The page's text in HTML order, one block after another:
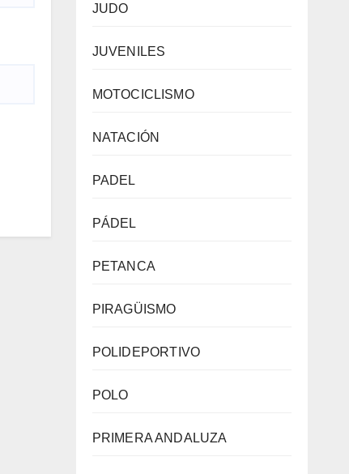
JUDO
JUVENILES
MOTOCICLISMO
NATACIÓN
PADEL
PÁDEL
PETANCA
PIRAGÜISMO
POLIDEPORTIVO
POLO
PRIMERA ANDALUZA